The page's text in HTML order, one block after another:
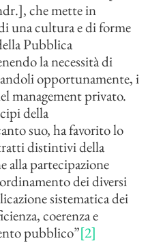
che mette in
una cultura e di forme
Pubblica
la necessità di
opportunamente, i
management privato.
della
suo, ha favorito lo
distintivi della
alla partecipazione
dei diversi
sistematica dei
coerenza e
pubblico”[2]